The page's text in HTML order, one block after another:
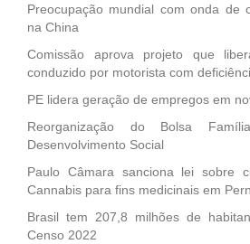
Preocupação mundial com onda de
na China
Comissão aprova projeto que
conduzido por motorista com
PE lidera geração de empregos em
Reorganização do Bolsa
Desenvolvimento Social
Paulo Câmara sanciona lei sobre
Cannabis para fins medicinais em
Brasil tem 207,8 milhões de
Censo 2022